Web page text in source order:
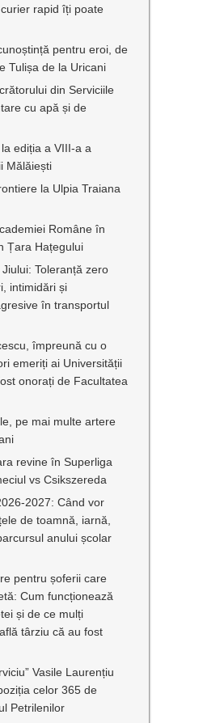
rapid îți poate
pentru eroi, de
Tulișa de la Uricani
din Serviciile
cu apă și de
la ediția a VIII-a a
Mălăiești
la Ulpia Traiana
Române în
Țara Hațegului
Toleranță zero
intimidări și
în transportul
împreună cu o
emeriți ai Universității
onorați de Facultatea
pe mai multe artere
revine în Superliga
vs Csikszereda
2027: Când vor
de toamnă, iarnă,
anului școlar
pentru șoferii care
Cum funcționează
și de ce mulți
târziu că au fost
Vasile Laurențiu
celor 365 de
Petrilenilor